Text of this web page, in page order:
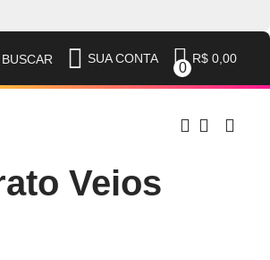
BUSCAR SUA CONTA
0
R$ 0,00
Veios